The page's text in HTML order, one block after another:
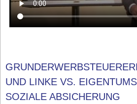
UND LINKE VS.
SOZIALE ABSICHERUNG